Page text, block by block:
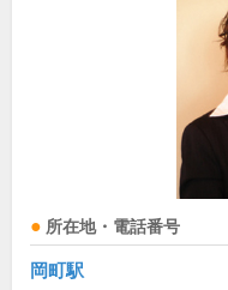
所在地・電話番号
岡町駅